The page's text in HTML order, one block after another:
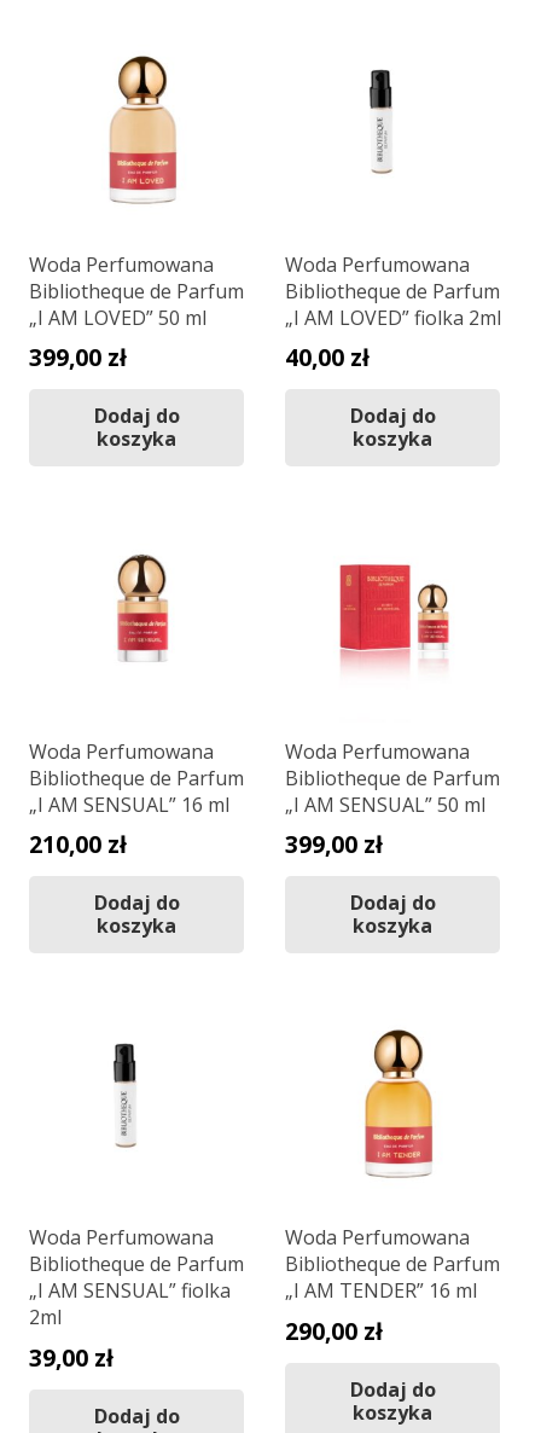
Woda Perfumowana
Bibliotheque de Parfum
„I AM LOVED” 50 ml
399,00 zł
Dodaj do
koszyka
Woda Perfumowana
Bibliotheque de Parfum
„I AM LOVED” fiolka 2ml
40,00 zł
Dodaj do
koszyka
Woda Perfumowana
Bibliotheque de Parfum
„I AM SENSUAL” 16 ml
210,00 zł
Dodaj do
koszyka
Woda Perfumowana
Bibliotheque de Parfum
„I AM SENSUAL” 50 ml
399,00 zł
Dodaj do
koszyka
Woda Perfumowana
Bibliotheque de Parfum
„I AM SENSUAL” fiolka
2ml
39,00 zł
Dodaj do
Woda Perfumowana
Bibliotheque de Parfum
„I AM TENDER” 16 ml
290,00 zł
Dodaj do
koszyka